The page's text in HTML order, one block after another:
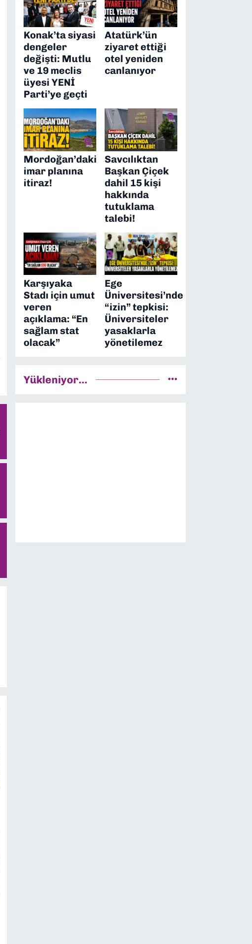
Konak’ta siyasi
dengeler
değişti: Mutlu
ve 19 meclis
üyesi YENİ
Parti’ye geçti
Atatürk’ün
ziyaret ettiği
otel yeniden
canlanıyor
Mordoğan’daki
imar planına
itiraz!
Savcılıktan
Başkan Çiçek
dahil 15 kişi
hakkında
tutuklama
talebi!
Karşıyaka
Stadı için umut
veren
açıklama: “En
sağlam stat
olacak”
Ege
Üniversitesi’nde
“izin” tepkisi:
Üniversiteler
yasaklarla
yönetilemez
Yükleniyor...